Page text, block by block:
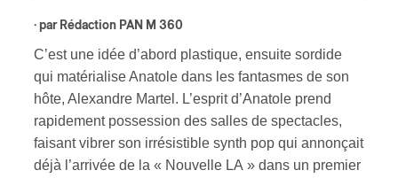
· par Rédaction PAN M 360
C’est une idée d’abord plastique, ensuite sordide
qui matérialise Anatole dans les fantasmes de son
hôte, Alexandre Martel. L’esprit d’Anatole prend
rapidement possession des salles de spectacles,
faisant vibrer son irrésistible synth pop qui annonçait
déjà l’arrivée de la « Nouvelle LA » dans un premier